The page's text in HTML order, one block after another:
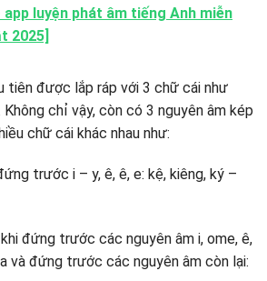
app luyện phát âm tiếng Anh miễn
2025]
tiên được lắp ráp với 3 chữ cái như
Không chỉ vậy, còn có 3 nguyên âm kép
chữ cái khác nhau như:
trước i – y, ê, ê, e: kệ, kiêng, ký –
đứng trước các nguyên âm i, ome, ê,
và đứng trước các nguyên âm còn lại: